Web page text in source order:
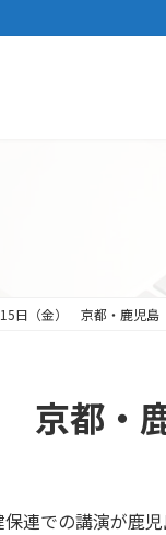
日（金） 京都・鹿児島
京都・
連での講演が鹿